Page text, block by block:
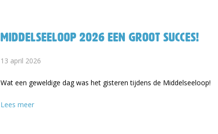
Middelseeloop 2026 een groot succes!
13 april 2026
Wat een geweldige dag was het gisteren tijdens de Middelseeloop!
Lees meer